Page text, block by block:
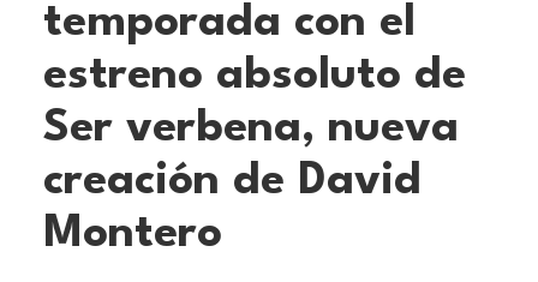
temporada con el
estreno absoluto de
Ser verbena, nueva
creación de David
Montero